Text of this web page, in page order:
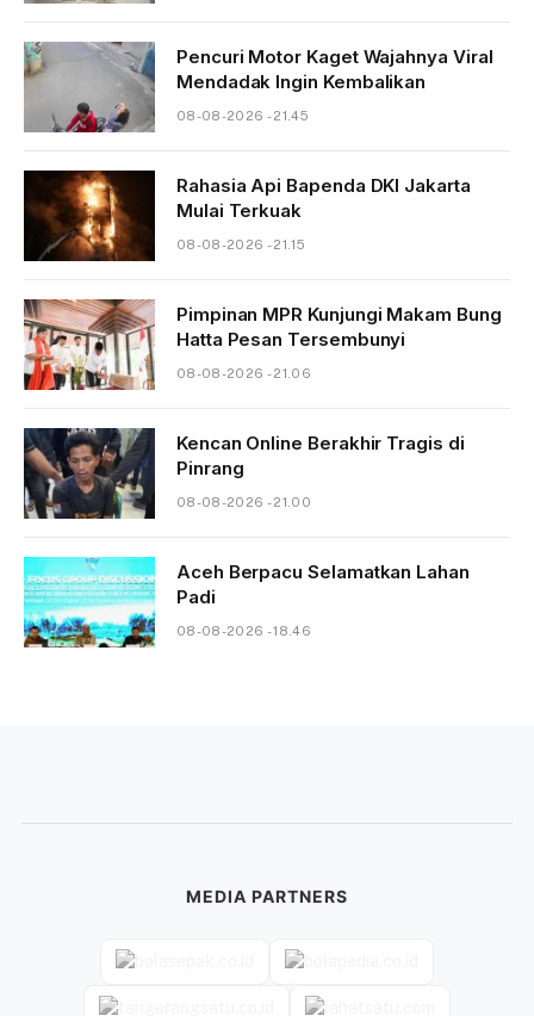
Pencuri Motor Kaget Wajahnya Viral
Mendadak Ingin Kembalikan
08-08-2026 - 21.45
Rahasia Api Bapenda DKI Jakarta
Mulai Terkuak
08-08-2026 - 21.15
Pimpinan MPR Kunjungi Makam Bung
Hatta Pesan Tersembunyi
08-08-2026 - 21.06
Kencan Online Berakhir Tragis di
Pinrang
08-08-2026 - 21.00
Aceh Berpacu Selamatkan Lahan
Padi
08-08-2026 - 18.46
MEDIA PARTNERS